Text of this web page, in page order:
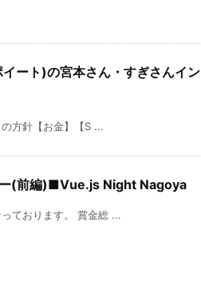
ート)の宮本さん・すぎさんイン
方針【お金】【S ...
ー(前編)■Vue.js Night Nagoya
ております。 賞金総 ...